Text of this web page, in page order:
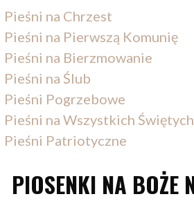
Pieśni na Chrzest
Pieśni na Pierwszą Komunię
Pieśni na Bierzmowanie
Pieśni na Ślub
Pieśni Pogrzebowe
Pieśni na Wszystkich
Pieśni Patriotyczne
PIOSENKI NA BOŻE